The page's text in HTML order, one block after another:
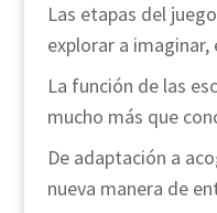
Las etapas del
explorar a
La función de las
mucho más que
De adaptación a
nueva manera de